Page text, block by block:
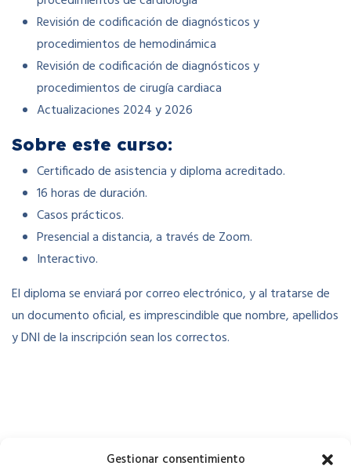
Gestionar consentimiento
Revisión de codificación de diagnósticos y
procedimientos de hemodinámica
Revisión de codificación de diagnósticos y
procedimientos de cirugía cardiaca
Actualizaciones 2024 y 2026
Sobre este curso:
Certificado de asistencia y diploma acreditado.
16 horas de duración.
Casos prácticos.
Presencial a distancia, a través de Zoom.
Interactivo.
El diploma se enviará por correo electrónico, y al tratarse de
un documento oficial, es imprescindible que nombre, apellidos
y DNI de la inscripción sean los correctos.